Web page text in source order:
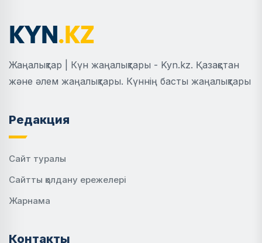
Жаңалықтар | Күн жаңалықтары - Kyn.kz. Қазақстан
және әлем жаңалықтары. Күннің басты жаңалықтары
Редакция
Сайт туралы
Сайтты қолдану ережелері
Жарнама
Контакты